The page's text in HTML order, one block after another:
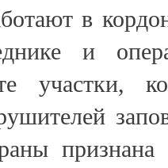
в
и
участки,